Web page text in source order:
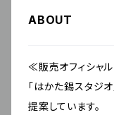
ABOUT
≪販売オフィシャ
「はかた錫スタジ
提案しています。